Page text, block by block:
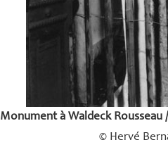
Monument à Waldeck Rousseau
© Hervé